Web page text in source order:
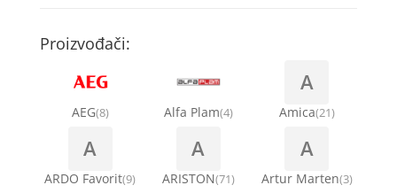
Ručice za vrata za veš mašinu
Šarke za veš mašine
Točkići za sudo mašine
Kompresori za klima uređaje
Kondenz creva
Nosači za klimu
Proizvođači:
AEG(8) Alfa Plam(4)
A
Amica(21)
A
ARDO Favorit(9)
A
ARISTON(71)
A
Artur Marten(3)